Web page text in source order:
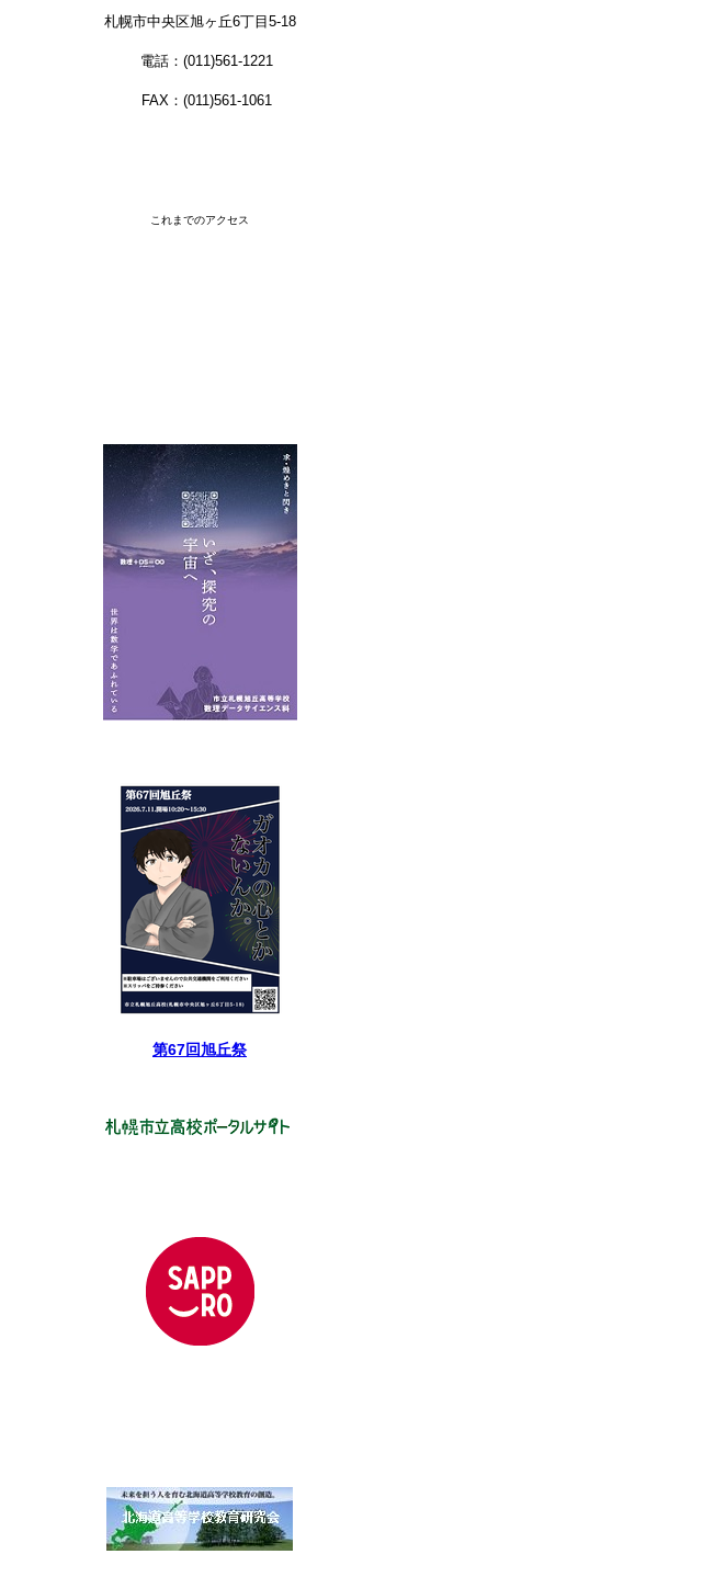
札幌市中央区旭ヶ丘6丁目5-18
電話：(011)561-1221
FAX：(011)561-1061
これまでのアクセス
第67回旭丘祭